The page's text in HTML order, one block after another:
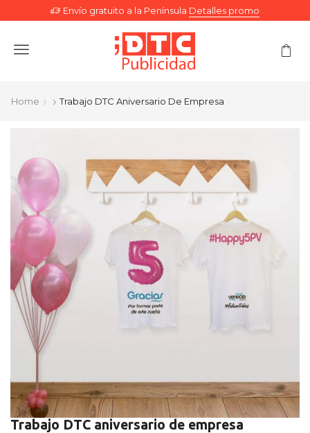
Envío gratuito a la Península Detalles promo
Menu
Home Trabajo DTC Aniversario De Empresa
Trabajo DTC aniversario de empresa